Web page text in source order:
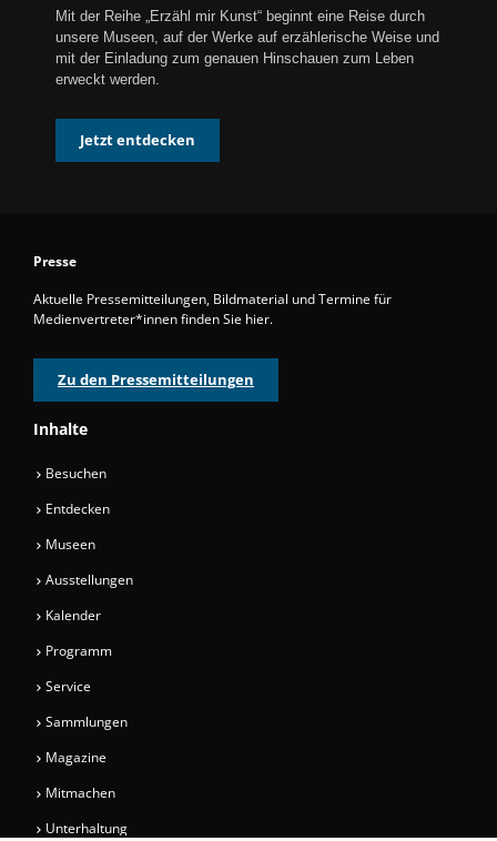
Mit der Reihe „Erzähl mir Kunst“ beginnt eine Reise durch
unsere Museen, auf der Werke auf erzählerische Weise und
mit der Einladung zum genauen Hinschauen zum Leben
erweckt werden.
Jetzt entdecken
Presse
Aktuelle Pressemitteilungen, Bildmaterial und Termine für
Medienvertreter*innen finden Sie hier.
Zu den Pressemitteilungen
Inhalte
Besuchen
Entdecken
Museen
Ausstellungen
Kalender
Programm
Service
Sammlungen
Magazine
Mitmachen
Unterhaltung